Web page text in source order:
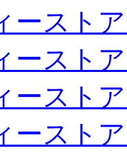
ースト
ースト
ースト
ースト